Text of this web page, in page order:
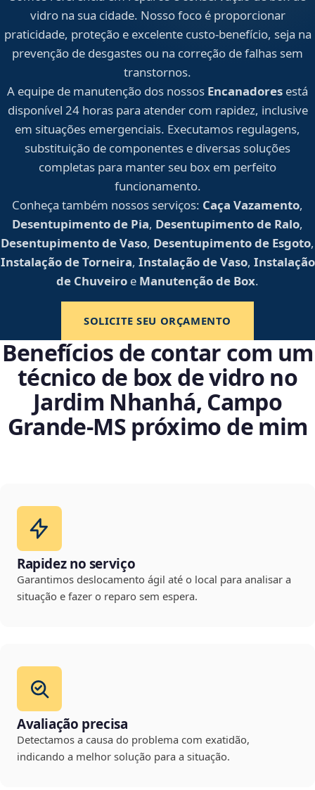
vidro na sua cidade. Nosso foco é proporcionar
praticidade, proteção e excelente custo-benefício, seja na
prevenção de desgastes ou na correção de falhas sem
transtornos.
A equipe de manutenção dos nossos Encanadores está
disponível 24 horas para atender com rapidez, inclusive
em situações emergenciais. Executamos regulagens,
substituição de componentes e diversas soluções
completas para manter seu box em perfeito
funcionamento.
Conheça também nossos serviços: Caça Vazamento,
Desentupimento de Pia, Desentupimento de Ralo,
Desentupimento de Vaso, Desentupimento de Esgoto,
Instalação de Torneira, Instalação de Vaso, Instalação
de Chuveiro e Manutenção de Box.
SOLICITE SEU ORÇAMENTO
Benefícios de contar com um
técnico de box de vidro no
Jardim Nhanhá, Campo
Grande‑MS próximo de mim
Rapidez no serviço
Garantimos deslocamento ágil até o local para analisar a
situação e fazer o reparo sem espera.
Avaliação precisa
Detectamos a causa do problema com exatidão,
indicando a melhor solução para a situação.